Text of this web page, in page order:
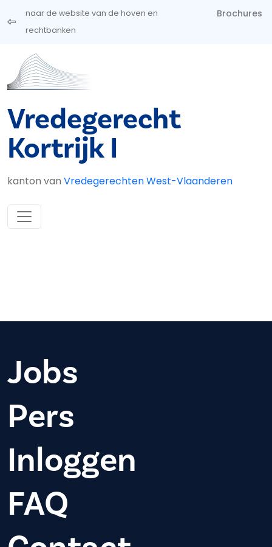
Overslaan en naar de inhoud gaan
naar de website van de hoven en
rechtbanken
Brochures
Vredegerecht
Kortrijk I
kanton van Vredegerechten West-Vlaanderen
Jobs
Pers
Inloggen
FAQ